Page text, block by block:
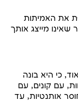
את האמיתות
מייצג אותך
כי היא בונה
עם קונים, עם
אותנטיות, עד